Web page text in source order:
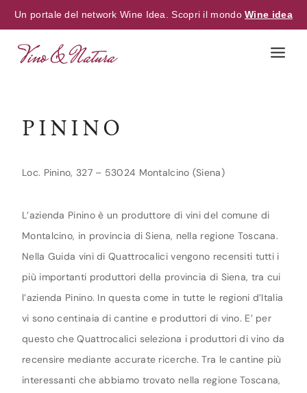
Un portale del network Wine Idea. Scopri il mondoWine idea
PININO
Loc. Pinino, 327 – 53024 Montalcino (Siena)
L’azienda Pinino è un produttore di vini del comune di
Montalcino, in provincia di Siena, nella regione Toscana.
Nella Guida vini di Quattrocalici vengono recensiti tutti i
più importanti produttori della provincia di Siena, tra cui
l’azienda Pinino. In questa come in tutte le regioni d’Italia
vi sono centinaia di cantine e produttori di vino. E’ per
questo che Quattrocalici seleziona i produttori di vino da
recensire mediante accurate ricerche. Tra le cantine più
interessanti che abbiamo trovato nella regione Toscana,